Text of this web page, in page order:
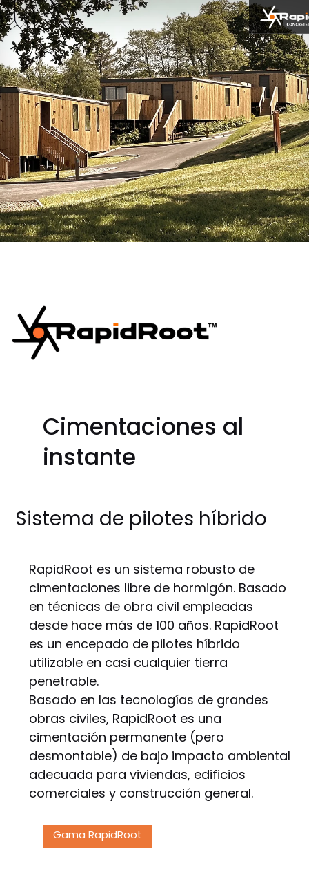
Cimentaciones al
instante
Sistema de pilotes híbrido
RapidRoot es un sistema robusto de
cimentaciones libre de hormigón. Basado
en técnicas de obra civil empleadas
desde hace más de 100 años. RapidRoot
es un encepado de pilotes híbrido
utilizable en casi cualquier tierra
penetrable.
Basado en las tecnologías de grandes
obras civiles, RapidRoot es una
cimentación permanente (pero
desmontable) de bajo impacto ambiental
adecuada para viviendas, edificios
comerciales y construcción general.
Gama RapidRoot